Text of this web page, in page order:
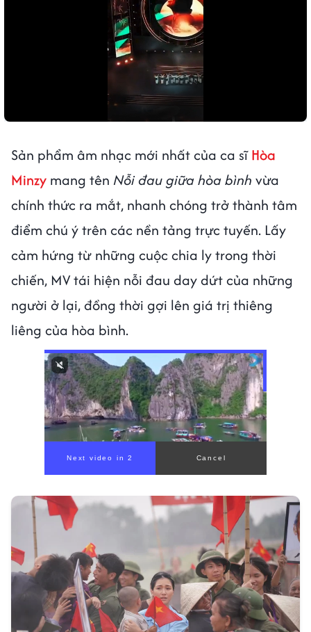
Sản phẩm âm nhạc mới nhất của ca sĩHòa
Minzy mang tên Nỗi đau giữa hòa bình vừa
chính thức ra mắt, nhanh chóng trở thành tâm
điểm chú ý trên các nền tảng trực tuyến. Lấy
cảm hứng từ những cuộc chia ly trong thời
chiến, MV tái hiện nỗi đau day dứt của những
người ở lại, đồng thời gợi lên giá trị thiêng
liêng của hòa bình.